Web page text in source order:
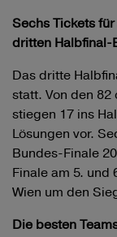
Sechs Tickets
dritten Halbfinal-
Das dritte
statt. Von den
stiegen 17 ins
Lösungen vor.
Bundes-Finale
Finale am 5. und
Wien um den
Die besten